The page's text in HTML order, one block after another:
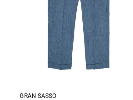
GRAN SASSO